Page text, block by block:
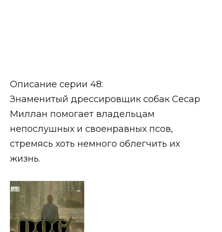
Описание серии 48:
Знаменитый дрессировщик собак Сесар
Миллан помогает владельцам
непослушных и своенравных псов,
стремясь хоть немного облегчить их
жизнь.